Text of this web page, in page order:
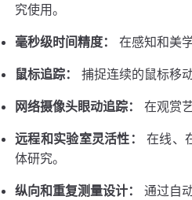
究使用。
毫秒级时间精度： 在感知和美
鼠标追踪： 捕捉连续的鼠标移
网络摄像头眼动追踪： 在观赏
远程和实验室灵活性：
在线、
体研究。
纵向和重复测量设计： 通过自